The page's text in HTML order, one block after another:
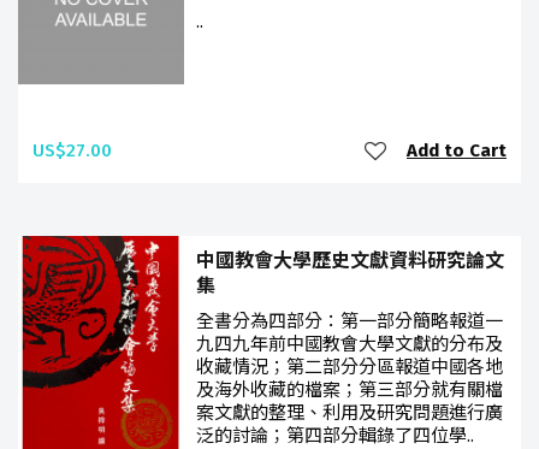
..
US$27.00 Add to Cart
中國教會大學歷史文獻資料研究論文
集
全書分為四部分：第一部分簡略報道一
九四九年前中國教會大學文獻的分布及
收藏情況；第二部分分區報道中國各地
及海外收藏的檔案；第三部分就有關檔
案文獻的整理、利用及研究問題進行廣
泛的討論；第四部分輯錄了四位學..